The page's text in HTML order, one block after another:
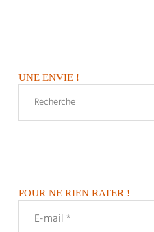
UNE ENVIE !
POUR NE RIEN RATER !